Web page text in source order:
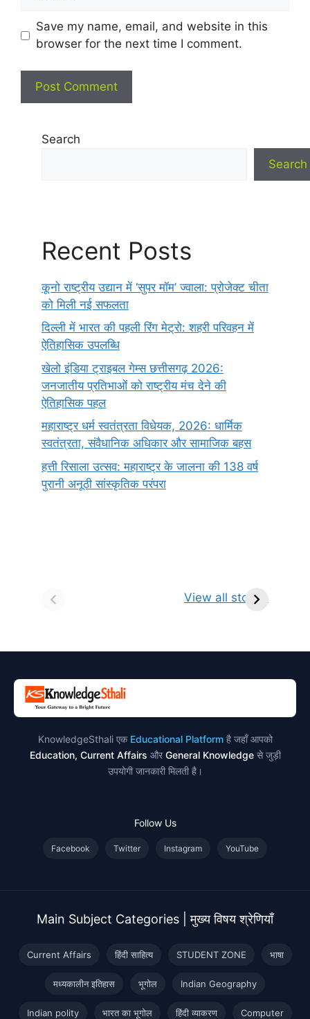
Save my name, email, and website in this
browser for the next time I comment.
Search
Search
Recent Posts
कूनो राष्ट्रीय उद्यान में ‘सुपर मॉम’ ज्वाला: प्रोजेक्ट चीता
को मिली नई सफलता
दिल्ली में भारत की पहली रिंग मेट्रो: शहरी परिवहन में
ऐतिहासिक उपलब्धि
खेलो इंडिया ट्राइबल गेम्स छत्तीसगढ़ 2026:
जनजातीय प्रतिभाओं को राष्ट्रीय मंच देने की
ऐतिहासिक पहल
महाराष्ट्र धर्म स्वतंत्रता विधेयक, 2026: धार्मिक
स्वतंत्रता, संवैधानिक अधिकार और सामाजिक बहस
हत्ती रिसाला उत्सव: महाराष्ट्र के जालना की 138 वर्ष
पुरानी अनूठी सांस्कृतिक परंपरा
View all stories
किसे कहते है?
ज्योतिर्लिंग | नाम,
KnowledgeSthali एक Educational Platformहै जहाँ आपको
Education, Current Affairs और General Knowledgeसे जुड़ी
उपयोगी जानकारी मिलती है।
Follow Us
Facebook Twitter Instagram YouTube
Main Subject Categories | मुख्य विषय श्रेणियाँ
Current Affairs हिंदी साहित्य STUDENT ZONE भाषा
मध्यकालीन इतिहास भूगोल Indian Geography
Indian polity भारत का भूगोल हिंदी व्याकरण Computer